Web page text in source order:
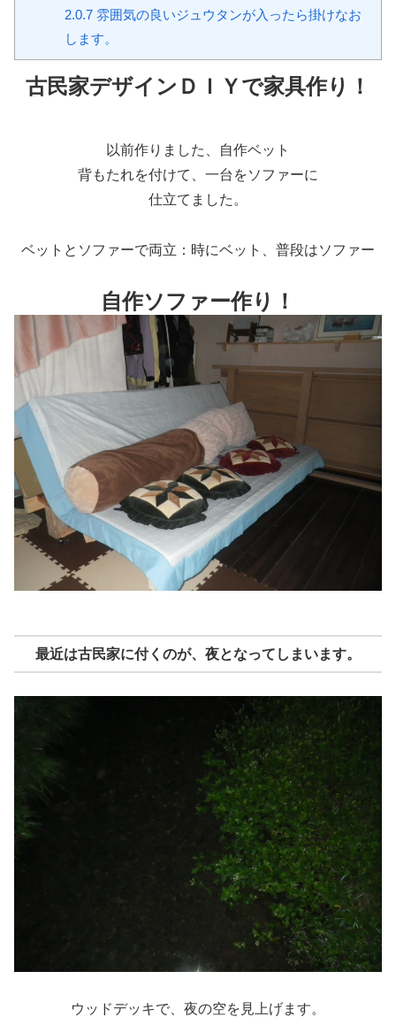
2.0.7雰囲気の良いジュウタンが入ったら掛けなお
します。
古民家デザインＤＩＹで家具作り！
以前作りました、自作ベット
背もたれを付けて、一台をソファーに
仕立てました。
ベットとソファーで両立：時にベット、普段はソファー
自作ソファー作り！
最近は古民家に付くのが、夜となってしまいます。
ウッドデッキで、夜の空を見上げます。